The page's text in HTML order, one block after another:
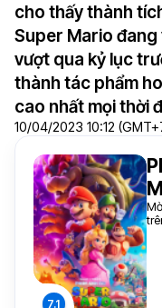
cho thấy thành
Super Mario
vượt qua kỷ lục
thành tác phẩm
cao nhất mọi thời
10/04/2023 10:12